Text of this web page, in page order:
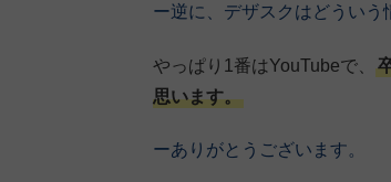
ー逆に、デザスクはどういう
やっぱり1番はYouTubeで、
思います。
ーありがとうございます。